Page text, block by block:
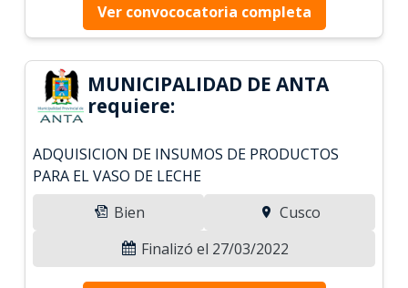
Ver convococatoria completa
MUNICIPALIDAD DE ANTA
requiere:
ADQUISICION DE INSUMOS DE PRODUCTOS
PARA EL VASO DE LECHE
Bien
Cusco
Finalizó el 27/03/2022